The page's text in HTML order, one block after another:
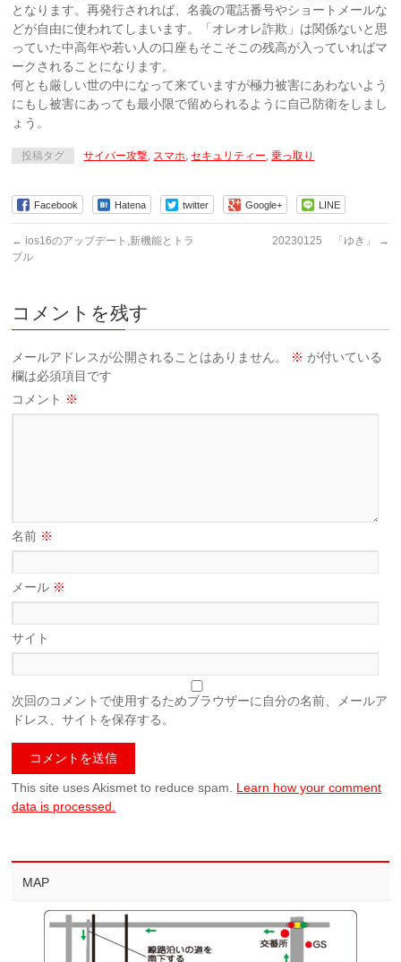
となります。再発行されれば、名義の電話番号やショートメールな
どが自由に使われてしまいます。「オレオレ詐欺」は関係ないと思
っていた中高年や若い人の口座もそこそこの残高が入っていればマ
ークされることになります。
何とも厳しい世の中になって来ていますが極力被害にあわないよう
にもし被害にあっても最小限で留められるように自己防衛をしまし
ょう。
投稿タグ サイバー攻撃, スマホ,セキュリティー,乗っ取り
Facebook Hatena twitter Google+ LINE
← ios16のアップデート,新機能とトラ
ブル
20230125 「ゆき」 →
コメントを残す
メールアドレスが公開されることはありません。 ※ が付いている
欄は必須項目です
コメント ※
名前 ※
メール ※
サイト
次回のコメントで使用するためブラウザーに自分の名前、メールア
ドレス、サイトを保存する。
This site uses Akismet to reduce spam. Learn how your comment
data is processed.
MAP